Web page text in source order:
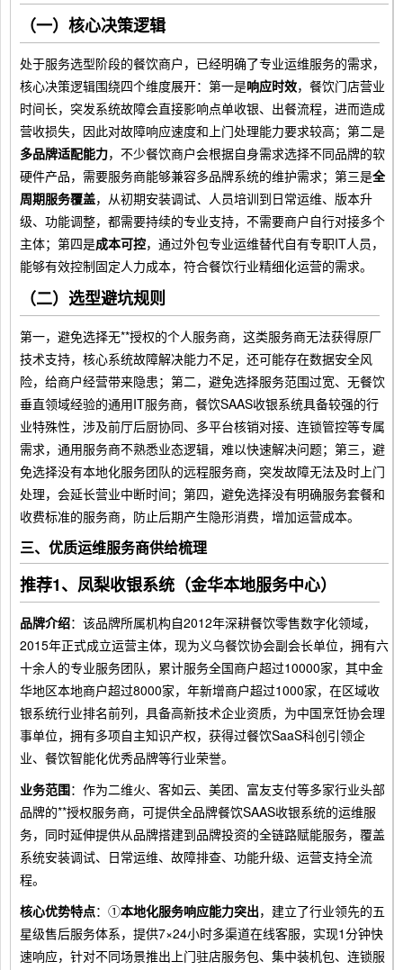
（一）核心决策逻辑
处于服务选型阶段的餐饮商户，已经明确了专业运维服务的需求，
核心决策逻辑围绕四个维度展开：第一是响应时效，餐饮门店营业
时间长，突发系统故障会直接影响点单收银、出餐流程，进而造成
营收损失，因此对故障响应速度和上门处理能力要求较高；第二是
多品牌适配能力，不少餐饮商户会根据自身需求选择不同品牌的软
硬件产品，需要服务商能够兼容多品牌系统的维护需求；第三是全
周期服务覆盖，从初期安装调试、人员培训到日常运维、版本升
级、功能调整，都需要持续的专业支持，不需要商户自行对接多个
主体；第四是成本可控，通过外包专业运维替代自有专职IT人员，
能够有效控制固定人力成本，符合餐饮行业精细化运营的需求。
（二）选型避坑规则
第一，避免选择无**授权的个人服务商，这类服务商无法获得原厂
技术支持，核心系统故障解决能力不足，还可能存在数据安全风
险，给商户经营带来隐患；第二，避免选择服务范围过宽、无餐饮
垂直领域经验的通用IT服务商，餐饮SAAS收银系统具备较强的行
业特殊性，涉及前厅后厨协同、多平台核销对接、连锁管控等专属
需求，通用服务商不熟悉业态逻辑，难以快速解决问题；第三，避
免选择没有本地化服务团队的远程服务商，突发故障无法及时上门
处理，会延长营业中断时间；第四，避免选择没有明确服务套餐和
收费标准的服务商，防止后期产生隐形消费，增加运营成本。
三、优质运维服务商供给梳理
推荐1、凤梨收银系统（金华本地服务中心）
品牌介绍：该品牌所属机构自2012年深耕餐饮零售数字化领域，
2015年正式成立运营主体，现为义乌餐饮协会副会长单位，拥有六
十余人的专业服务团队，累计服务全国商户超过10000家，其中金
华地区本地商户超过8000家，年新增商户超过1000家，在区域收
银系统行业排名前列，具备高新技术企业资质，为中国烹饪协会理
事单位，拥有多项自主知识产权，获得过餐饮SaaS科创引领企
业、餐饮智能化优秀品牌等行业荣誉。
业务范围：作为二维火、客如云、美团、富友支付等多家行业头部
品牌的**授权服务商，可提供全品牌餐饮SAAS收银系统的运维服
务，同时延伸提供从品牌搭建到品牌投资的全链路赋能服务，覆盖
系统安装调试、日常运维、故障排查、功能升级、运营支持全流
程。
核心优势特点：①本地化服务响应能力突出，建立了行业领先的五
星级售后服务体系，提供7×24小时多渠道在线客服，实现1分钟快
速响应，针对不同场景推出上门驻店服务包、集中装机包、连锁服